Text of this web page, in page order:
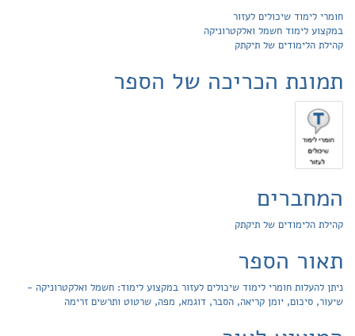
חומרי לימוד שיכולים לעזור
במקצוע לימוד חשמל ואלקטרוניקה
קהילת הלימודים של תיקתק
תמונת הכריכה של הספר
המחברים
קהילת הלימודים של תיקתק
תאור הספר
ניתן להעלות חומרי לימוד שיכולים לעזור במקצוע לימוד: חשמל ואלקטרוניקה -
שיעור, סיכום, יומן קריאה, הסבר, דוגמא, מפה, שרטוט ותרשים זרימה